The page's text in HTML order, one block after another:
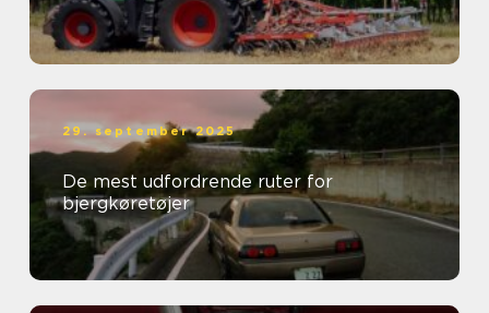
29. september 2025
De mest udfordrende ruter for
bjergkøretøjer